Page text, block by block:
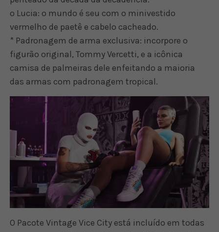
o Lucia: o mundo é seu com o minivestido
vermelho de paetê e cabelo cacheado.
* Padronagem de arma exclusiva: incorpore o
figurão original, Tommy Vercetti, e a icônica
camisa de palmeiras dele enfeitando a maioria
das armas com padronagem tropical.
O Pacote Vintage Vice City está incluído em todas